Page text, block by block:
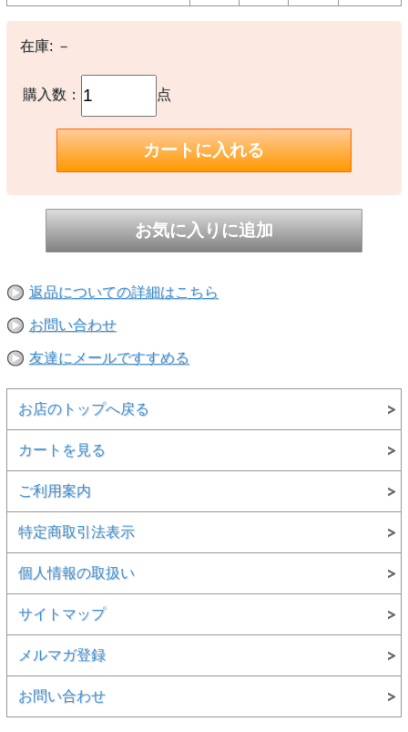
【素材】
〇カンボジア製
※パックに破損のある場合がありますが、初期不良の対象とはなりま
せんので予めご了承ください。
※当店取扱い商品は一部店頭在庫と共有をしております。
ご注文時に「在庫あり」の表示でも、実際は売り違いにより欠品が発
生し、やむをえずご注文をキャンセルさせていただく場合がございま
在庫: －
購入数： 点
返品についての詳細はこちら
お問い合わせ
友達にメールですすめる
お店のトップへ戻る
カートを見る
ご利用案内
特定商取引法表示
個人情報の取扱い
サイトマップ
メルマガ登録
お問い合わせ